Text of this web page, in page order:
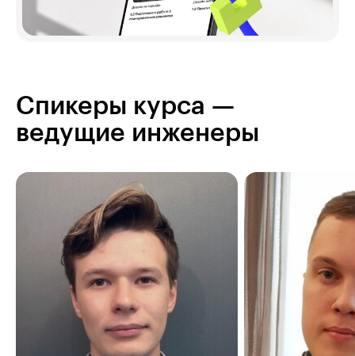
Спикеры курса —
ведущие инженеры